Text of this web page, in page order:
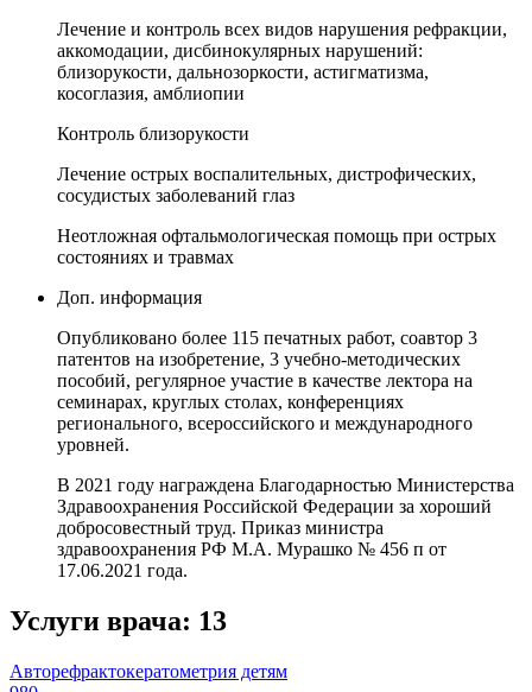
Лечение и контроль всех видов нарушения рефракции,
аккомодации, дисбинокулярных нарушений:
близорукости, дальнозоркости, астигматизма,
косоглазия, амблиопии
Контроль близорукости
Лечение острых воспалительных, дистрофических,
сосудистых заболеваний глаз
Неотложная офтальмологическая помощь при острых
состояниях и травмах
Доп. информация
Опубликовано более 115 печатных работ, соавтор 3
патентов на изобретение, 3 учебно-методических
пособий, регулярное участие в качестве лектора на
семинарах, круглых столах, конференциях
регионального, всероссийского и международного
уровней.
В 2021 году награждена Благодарностью Министерства
Здравоохранения Российской Федерации за хороший
добросовестный труд. Приказ министра
здравоохранения РФ М.А. Мурашко № 456 п от
17.06.2021 года.
Услуги врача: 13
Авторефрактокератометрия детям